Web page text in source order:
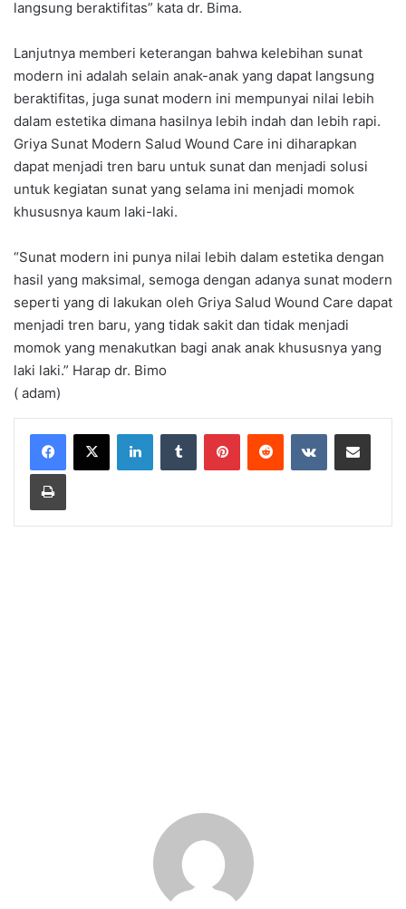
langsung beraktifitas” kata dr. Bima.
Lanjutnya memberi keterangan bahwa kelebihan sunat
modern ini adalah selain anak-anak yang dapat langsung
beraktifitas, juga sunat modern ini mempunyai nilai lebih
dalam estetika dimana hasilnya lebih indah dan lebih rapi.
Griya Sunat Modern Salud Wound Care ini diharapkan
dapat menjadi tren baru untuk sunat dan menjadi solusi
untuk kegiatan sunat yang selama ini menjadi momok
khususnya kaum laki-laki.
“Sunat modern ini punya nilai lebih dalam estetika dengan
hasil yang maksimal, semoga dengan adanya sunat modern
seperti yang di lakukan oleh Griya Salud Wound Care dapat
menjadi tren baru, yang tidak sakit dan tidak menjadi
momok yang menakutkan bagi anak anak khususnya yang
laki laki.” Harap dr. Bimo
( adam)